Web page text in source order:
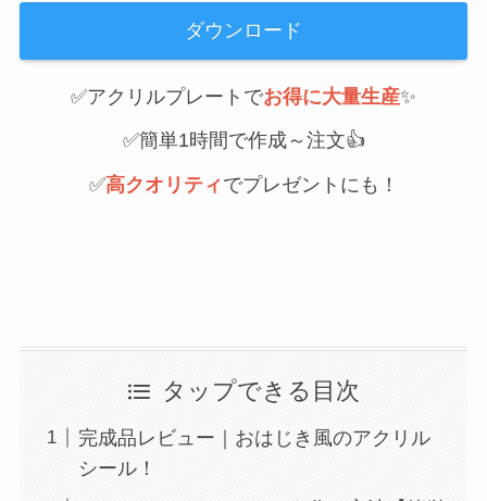
ダウンロード
✅アクリルプレートでお得に大量生産✨
✅簡単1時間で作成～注文👍
✅高クオリティでプレゼントにも！
タップできる目次
完成品レビュー｜おはじき風のアクリル
シール！